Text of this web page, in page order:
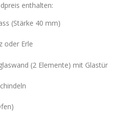
enthalten:
(Stärke 40 mm)
oder Erle
(2 Elemente) mit Glastür